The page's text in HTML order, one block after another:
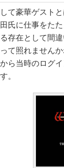
て豪華ゲスト
氏に仕事をた
存在として間
て照れません
ら当時のログ
。